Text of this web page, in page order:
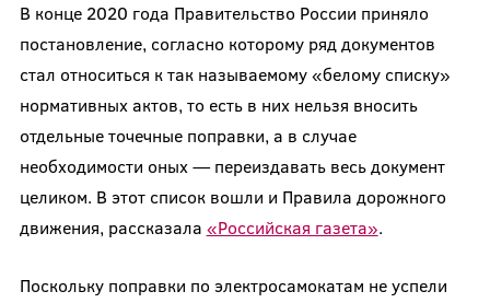
В конце 2020 года Правительство России приняло
постановление, согласно которому ряд документов
стал относиться к так называемому «белому списку»
нормативных актов, то есть в них нельзя вносить
отдельные точечные поправки, а в случае
необходимости оных — переиздавать весь документ
целиком. В этот список вошли и Правила дорожного
движения, рассказала «Российская газета».
Поскольку поправки по электросамокатам не успели